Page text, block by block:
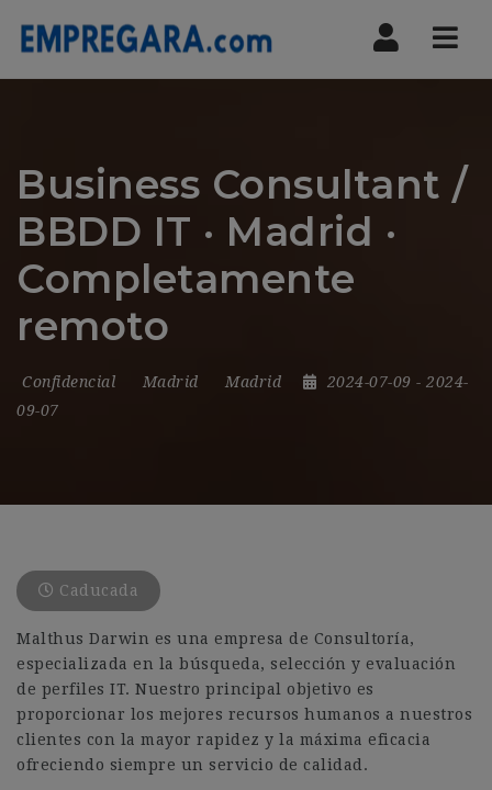
Business Consultant /
BBDD IT · Madrid ·
Completamente
remoto
Confidencial Madrid Madrid 2024-07-09 - 2024-
09-07
Caducada
Malthus Darwin es una empresa de Consultoría,
especializada en la búsqueda, selección y evaluación
de perfiles IT. Nuestro principal objetivo es
proporcionar los mejores recursos humanos a nuestros
clientes con la mayor rapidez y la máxima eficacia
ofreciendo siempre un servicio de calidad.